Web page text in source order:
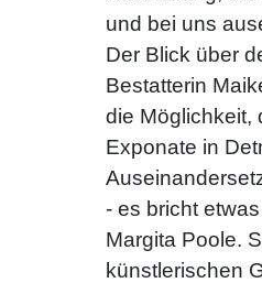
und bei uns
Der Blick über
Bestatterin
die Möglichkeit,
Exponate in
- es bricht
Margita Poole.
künstlerischen